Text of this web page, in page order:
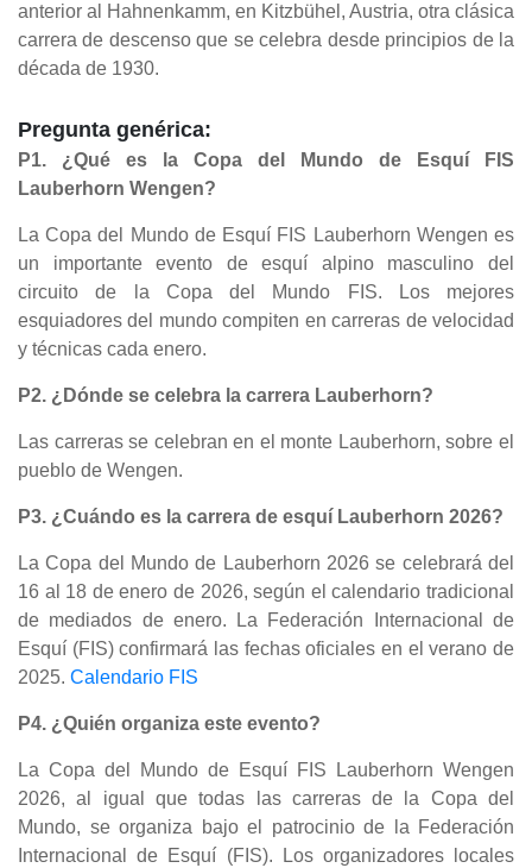
anterior al Hahnenkamm, en Kitzbühel, Austria, otra clásica
carrera de descenso que se celebra desde principios de la
década de 1930.
Pregunta genérica:
P1. ¿Qué es la Copa del Mundo de Esquí FIS
Lauberhorn Wengen?
La Copa del Mundo de Esquí FIS Lauberhorn Wengen es
un importante evento de esquí alpino masculino del
circuito de la Copa del Mundo FIS. Los mejores
esquiadores del mundo compiten en carreras de velocidad
y técnicas cada enero.
P2. ¿Dónde se celebra la carrera Lauberhorn?
Las carreras se celebran en el monte Lauberhorn, sobre el
pueblo de Wengen.
P3. ¿Cuándo es la carrera de esquí Lauberhorn 2026?
La Copa del Mundo de Lauberhorn 2026 se celebrará del
16 al 18 de enero de 2026, según el calendario tradicional
de mediados de enero. La Federación Internacional de
Esquí (FIS) confirmará las fechas oficiales en el verano de
2025. Calendario FIS
P4. ¿Quién organiza este evento?
La Copa del Mundo de Esquí FIS Lauberhorn Wengen
2026, al igual que todas las carreras de la Copa del
Mundo, se organiza bajo el patrocinio de la Federación
Internacional de Esquí (FIS). Los organizadores locales